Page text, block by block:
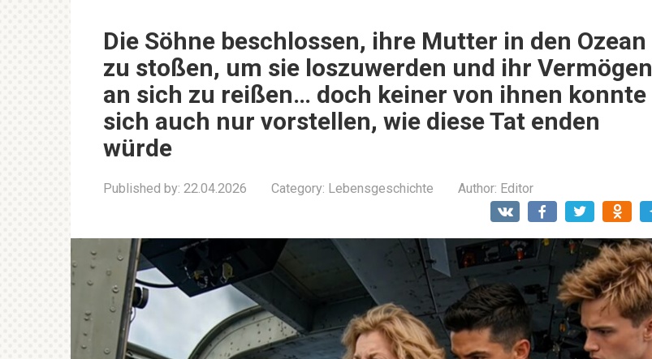
Die Söhne beschlossen, ihre Mutter in den Ozean
zu stoßen, um sie loszuwerden und ihr Vermögen
an sich zu reißen… doch keiner von ihnen konnte
sich auch nur vorstellen, wie diese Tat enden
würde
Published by: 22.04.2026 Category: Lebensgeschichte Author: Editor